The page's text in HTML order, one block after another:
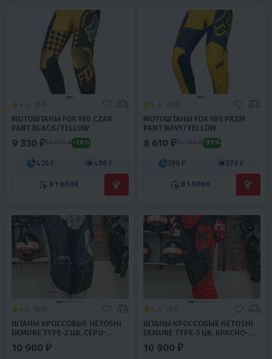
МОТОШТАНЫ FOX 180 CZAR
PANT BLACK/YELLOW
9 330 ₽13 030 ₽ -28%
420 ₽ 400 ₽
В 1 КЛИК
МОТОШТАНЫ FOX 180 PRZM
PANT NAVY/YELLOW
8 610 ₽13 200 ₽ -35%
390 ₽ 370 ₽
В 1 КЛИК
ШТАНЫ КРОССОВЫЕ HETOSHI
DEMURE TYPE-2 ЦВ, СЕРО-
ЧЕРНЫЙ Р.L
10 900 ₽
ШТАНЫ КРОССОВЫЕ HETOSHI
DEMURE TYPE-3 ЦВ, КРАСНО-
ЧЕРНЫЙ Р.M
10 900 ₽